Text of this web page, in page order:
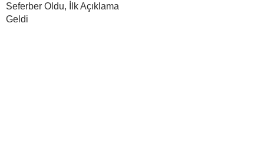
Seferber Oldu, İlk Açıklama
Geldi